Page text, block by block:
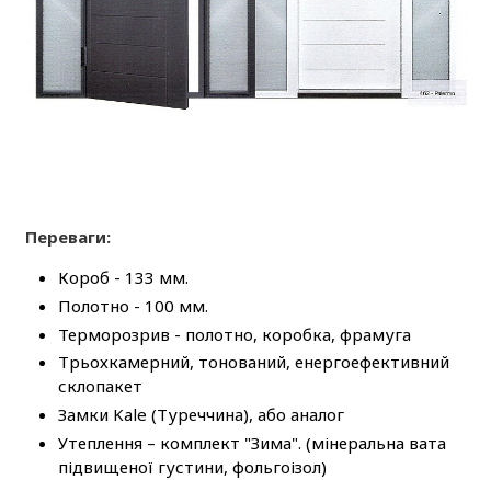
Переваги:
Короб - 133 мм.
Полотно - 100 мм.
Терморозрив - полотно, коробка, фрамуга
Трьохкамерний, тонований, енергоефективний
склопакет
Замки Kale (Туреччина), або аналог
Утеплення – комплект "Зима". (мінеральна вата
підвищеної густини, фольгоізол)